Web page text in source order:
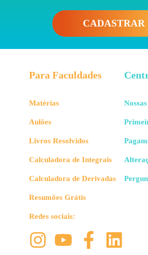
CADASTRAR
Para Faculdades
Matérias
Aulões
Livros Resolvidos
Calculadora de Integrais
Calculadora de Derivadas
Resumões Grátis
Redes sociais: